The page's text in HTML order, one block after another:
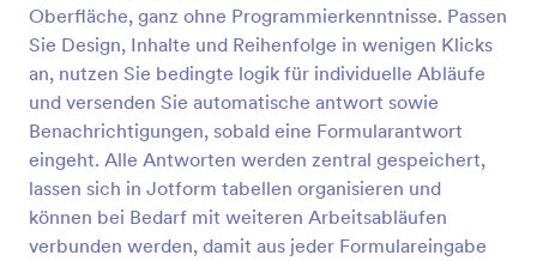
Oberfläche, ganz ohne Programmierkenntnisse. Passen
Sie Design, Inhalte und Reihenfolge in wenigen Klicks
an, nutzen Sie bedingte logik für individuelle Abläufe
und versenden Sie automatische antwort sowie
Benachrichtigungen, sobald eine Formularantwort
eingeht. Alle Antworten werden zentral gespeichert,
lassen sich in Jotform tabellen organisieren und
können bei Bedarf mit weiteren Arbeitsabläufen
verbunden werden, damit aus jeder Formulareingabe
Das Beratungsformular für Haarverlängerungen ist
ein Dokument, das ausgefüllt wird, bevor der Kunde
eine Haarverlängerung erhält. Anhand des Formulars
wird festgelegt, welche Art von Dienstleistung oder
Haarpflege dem Kunden angeboten werden soll.
Auf diese Weise lassen sich Komplikationen, die
Go to Category:
Spa Formulare